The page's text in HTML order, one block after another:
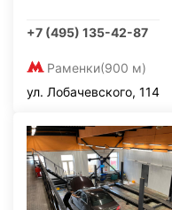
+7 (495) 135-42-87
Раменки(900 м)
ул. Лобачевского, 114